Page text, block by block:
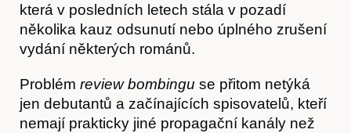
O nás
která v posledních letech stála v pozadí
několika kauz odsunutí nebo úplného zrušení
vydání některých románů.
Problém review bombingu se přitom netýká
jen debutantů a začínajících spisovatelů, kteří
nemají prakticky jiné propagační kanály než